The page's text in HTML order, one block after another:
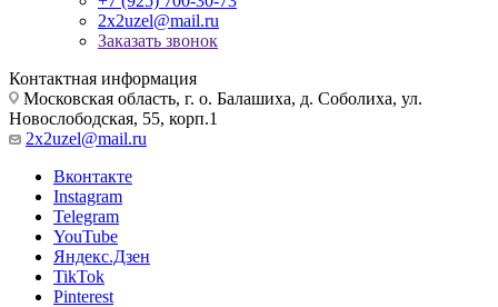
2x2uzel@mail.ru
Заказать звонок
Контактная информация
Московская область, г. о. Балашиха, д. Соболиха, ул.
Новослободская, 55, корп.1
2x2uzel@mail.ru
Вконтакте
Instagram
Telegram
YouTube
Яндекс.Дзен
TikTok
Pinterest